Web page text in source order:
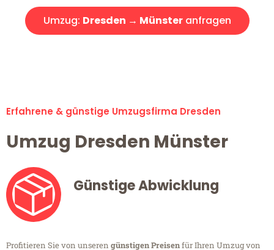
Umzug: Dresden → Münsteranfragen
Erfahrene & günstige Umzugsfirma Dresden
Umzug Dresden Münster
Günstige Abwicklung
Profitieren Sie von unseren günstigen Preisenfür Ihren Umzug von